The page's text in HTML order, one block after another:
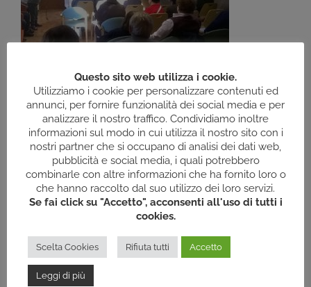
Struttura residenziale Raf di tipo B con nr 10+4 posti
in residenziale e 20 posti per l’attività diurna.
Questo sito web utilizza i cookie.
Utilizziamo i cookie per personalizzare contenuti ed
annunci, per fornire funzionalità dei social media e per
analizzare il nostro traffico. Condividiamo inoltre
informazioni sul modo in cui utilizza il nostro sito con i
nostri partner che si occupano di analisi dei dati web,
pubblicità e social media, i quali potrebbero
combinarle con altre informazioni che ha fornito loro o
che hanno raccolto dal suo utilizzo dei loro servizi.
Se fai click su "Accetto", acconsenti all'uso di tutti i
cookies.
Scelta Cookies Rifiuta tutti Accetto
Leggi di più